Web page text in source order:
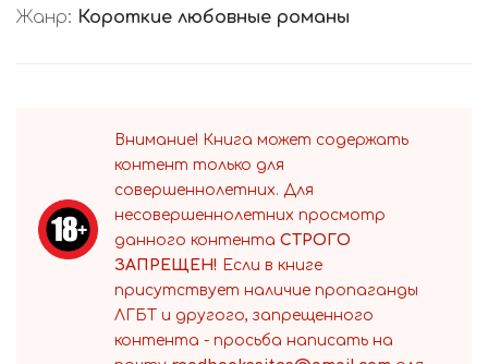
Жанр: Короткие любовные романы
Внимание! Книга может содержать
контент только для
совершеннолетних. Для
несовершеннолетних просмотр
данного контента СТРОГО
ЗАПРЕЩЕН! Если в книге
присутствует наличие пропаганды
ЛГБТ и другого, запрещенного
контента - просьба написать на